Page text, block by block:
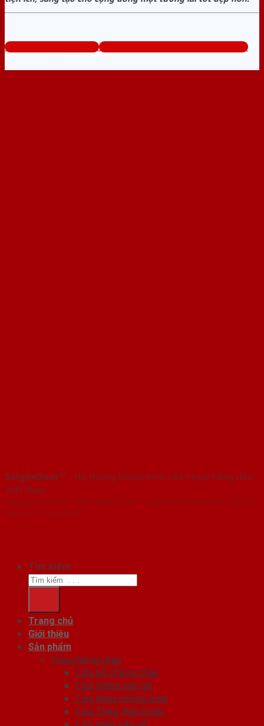
www.sieuthicuanhua.net Tổng đài tư vấn miễn phí: 0824.400.400
SaigonDoor™ - Hệ thống Showroom cửa nhựa hàng đầu
Việt Nam
Copyright ⓒ 2016 – 2026 SaigonDoor™ - www.bancuanhua.com | Đơn vị
chủ quản SaigonDoor
Tìm kiếm:
Trang chủ
Giới thiệu
Sản phẩm
Cửa chống cháy
Cửa gỗ chống cháy
Cửa nhôm vân gỗ
Cửa thép chống cháy
Cửa Thép Hàn Quốc